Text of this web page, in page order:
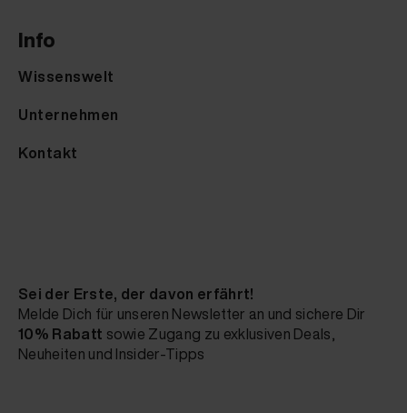
Info
Wissenswelt
Unternehmen
Kontakt
Sei der Erste, der davon erfährt!
Melde Dich für unseren Newsletter an und sichere Dir
10% Rabatt sowie Zugang zu exklusiven Deals,
Neuheiten und Insider-Tipps